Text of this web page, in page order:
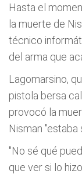
Hasta el
la muerte de
técnico
del arma que
Lagomarsino,
pistola bersa
provocó la
Nisman "estaba
"No sé qué
que ver si lo